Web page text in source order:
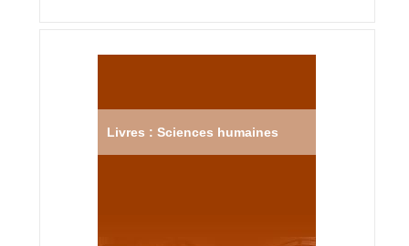
Livres : Sciences humaines